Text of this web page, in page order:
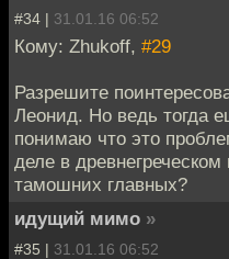
#34 | 31.01.16 06:52
Кому: Zhukoff, #29
Разрешите
Леонид. Но ведь тогда
понимаю что это
деле в
тамошних главных?
идущий мимо »
#35 | 31.01.16 06:52